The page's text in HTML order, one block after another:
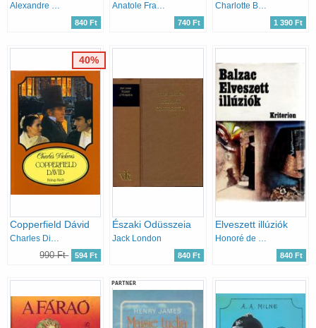
Alexandre Dumas
840 Ft
Anatole France
740 Ft
Charlotte Brontë
1 390 Ft
Copperfield Dávid
Charles Dickens
990 Ft 594 Ft
40%
Északi Odüsszeia
Jack London
840 Ft
Elveszett illúziók
Honoré de Balzac
840 Ft
PARTNER